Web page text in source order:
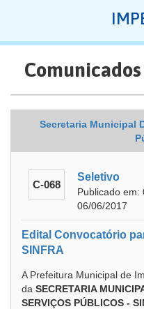
Comunicados
Secretaria Municipal
C-068
Seletivo
Publicado em:
06/06/2017
Edital Convocatório
SINFRA
A Prefeitura Municipal de
da SECRETARIA
SERVIÇOS PÚBLICOS -